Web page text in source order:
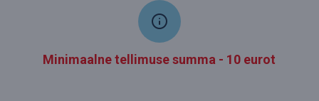
Minimaalne tellimuse summa - 10 eurot